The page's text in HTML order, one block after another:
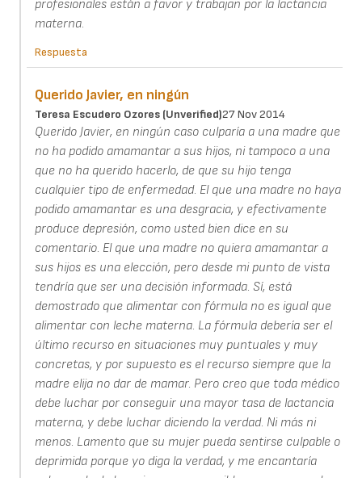
profesionales están a favor y trabajan por la lactancia
materna.
Respuesta
Querido Javier, en ningún
Teresa Escudero Ozores (unverified)27 Nov 2014
Querido Javier, en ningún caso culparía a una madre que
no ha podido amamantar a sus hijos, ni tampoco a una
que no ha querido hacerlo, de que su hijo tenga
cualquier tipo de enfermedad. El que una madre no haya
podido amamantar es una desgracia, y efectivamente
produce depresión, como usted bien dice en su
comentario. El que una madre no quiera amamantar a
sus hijos es una elección, pero desde mi punto de vista
tendría que ser una decisión informada. Sí, está
demostrado que alimentar con fórmula no es igual que
alimentar con leche materna. La fórmula debería ser el
último recurso en situaciones muy puntuales y muy
concretas, y por supuesto es el recurso siempre que la
madre elija no dar de mamar. Pero creo que toda médico
debe luchar por conseguir una mayor tasa de lactancia
materna, y debe luchar diciendo la verdad. Ni más ni
menos. Lamento que su mujer pueda sentirse culpable o
deprimida porque yo diga la verdad, y me encantaría